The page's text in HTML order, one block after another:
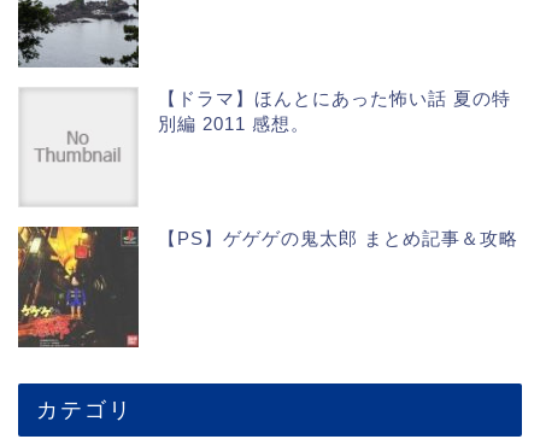
【ドラマ】ほんとにあった怖い話 夏の特
別編 2011 感想。
【PS】ゲゲゲの鬼太郎 まとめ記事＆攻略
カテゴリ